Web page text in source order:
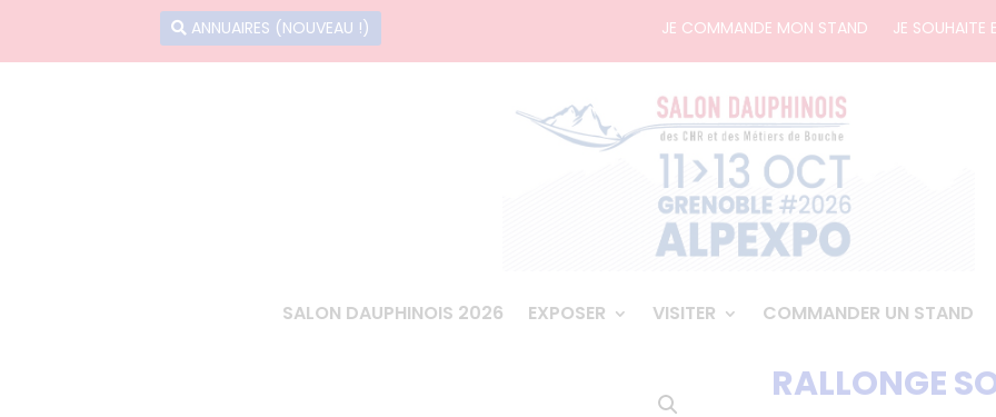
ANNUAIRES (NOUVEAU !) JE COMMANDE MON STAND JE SOUHAITE
SALON DAUPHINOIS 2026 EXPOSER VISITER COMMANDER UN STAND
RALLONGE